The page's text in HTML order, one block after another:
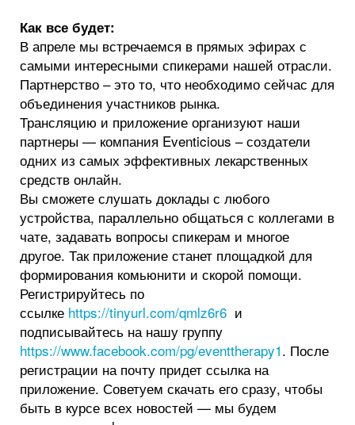
Как все будет:
В апреле мы встречаемся в прямых эфирах с
самыми интересными спикерами нашей отрасли.
Партнерство – это то, что необходимо сейчас для
объединения участников рынка.
Трансляцию и приложение организуют наши
партнеры — компания Eventicious – создатели
одних из самых эффективных лекарственных
средств онлайн.
Вы сможете слушать доклады с любого
устройства, параллельно общаться с коллегами в
чате, задавать вопросы спикерам и многое
другое. Так приложение станет площадкой для
формирования комьюнити и скорой помощи.
Регистрируйтесь по
ссылке https://tinyurl.com/qmlz6r6 и
подписывайтесь на нашу группу
https://www.facebook.com/pg/eventtherapy1. После
регистрации на почту придет ссылка на
приложение. Советуем скачать его сразу, чтобы
быть в курсе всех новостей — мы будем